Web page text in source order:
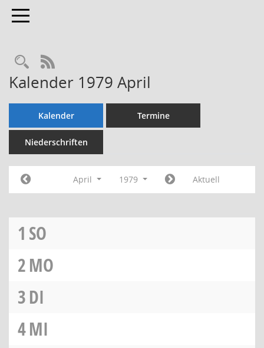
Toggle navigation
Rechercheauswahl
RSS-Feed
Kalender 1979 April
Kalender Termine
Niederschriften
April 1979 Aktuell
1 SO
2MO
3DI
4MI